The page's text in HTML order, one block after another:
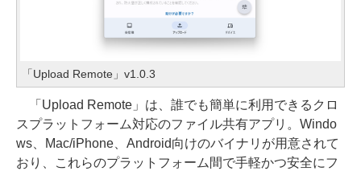
「Upload Remote」v1.0.3
「Upload Remote」は、誰でも簡単に利用できるクロ
スプラットフォーム対応のファイル共有アプリ。Windo
ws、Mac/iPhone、Android向けのバイナリが用意されて
おり、これらのプラットフォーム間で手軽かつ安全にフ